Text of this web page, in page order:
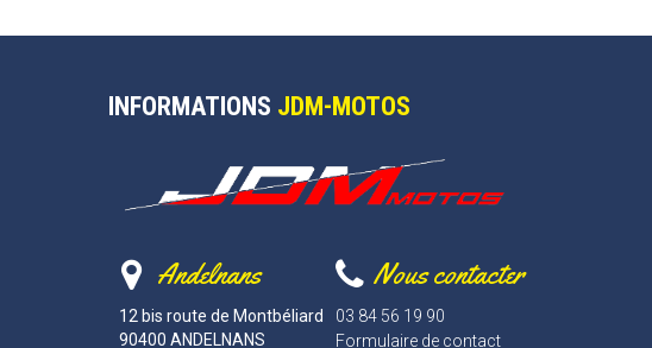
INFORMATIONS JDM-MOTOS
Andelnans
12 bis route de Montbéliard
90400 ANDELNANS
Nous contacter
03 84 56 19 90
Formulaire de contact